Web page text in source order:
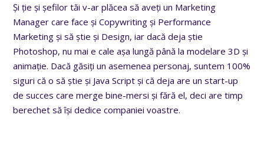
Și ție și șefilor tăi v-ar plăcea să aveți un Marketing
Manager care face și Copywriting și Performance
Marketing și să știe și Design, iar dacă deja știe
Photoshop, nu mai e cale așa lungă până la modelare 3D și
animație. Dacă găsiți un asemenea personaj, suntem 100%
siguri că o să știe și Java Script și că deja are un start-up
de succes care merge bine-mersi și fără el, deci are timp
berechet să își dedice companiei voastre.